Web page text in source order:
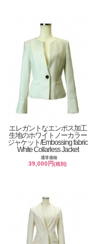
エレガントなエンボス加工
生地のホワイトノーカラー
ジャケット/Embossing fabric
White Collarless Jacket
通常価格
39,000円(税別)